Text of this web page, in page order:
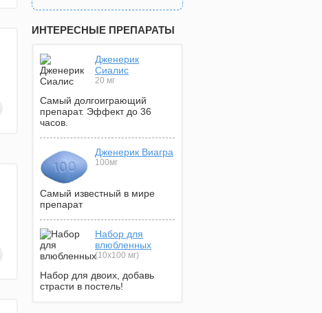
ИНТЕРЕСНЫЕ ПРЕПАРАТЫ
Дженерик
Сиалис
20 мг
Самый долгоиграющий
препарат. Эффект до 36
часов.
Дженерик Виагра
100мг
Самый известный в мире
препарат
Набор для
влюбленных
(10х100 мг)
Набор для двоих, добавь
страсти в постель!